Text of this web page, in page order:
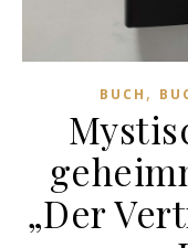
BUCH ,
„Der